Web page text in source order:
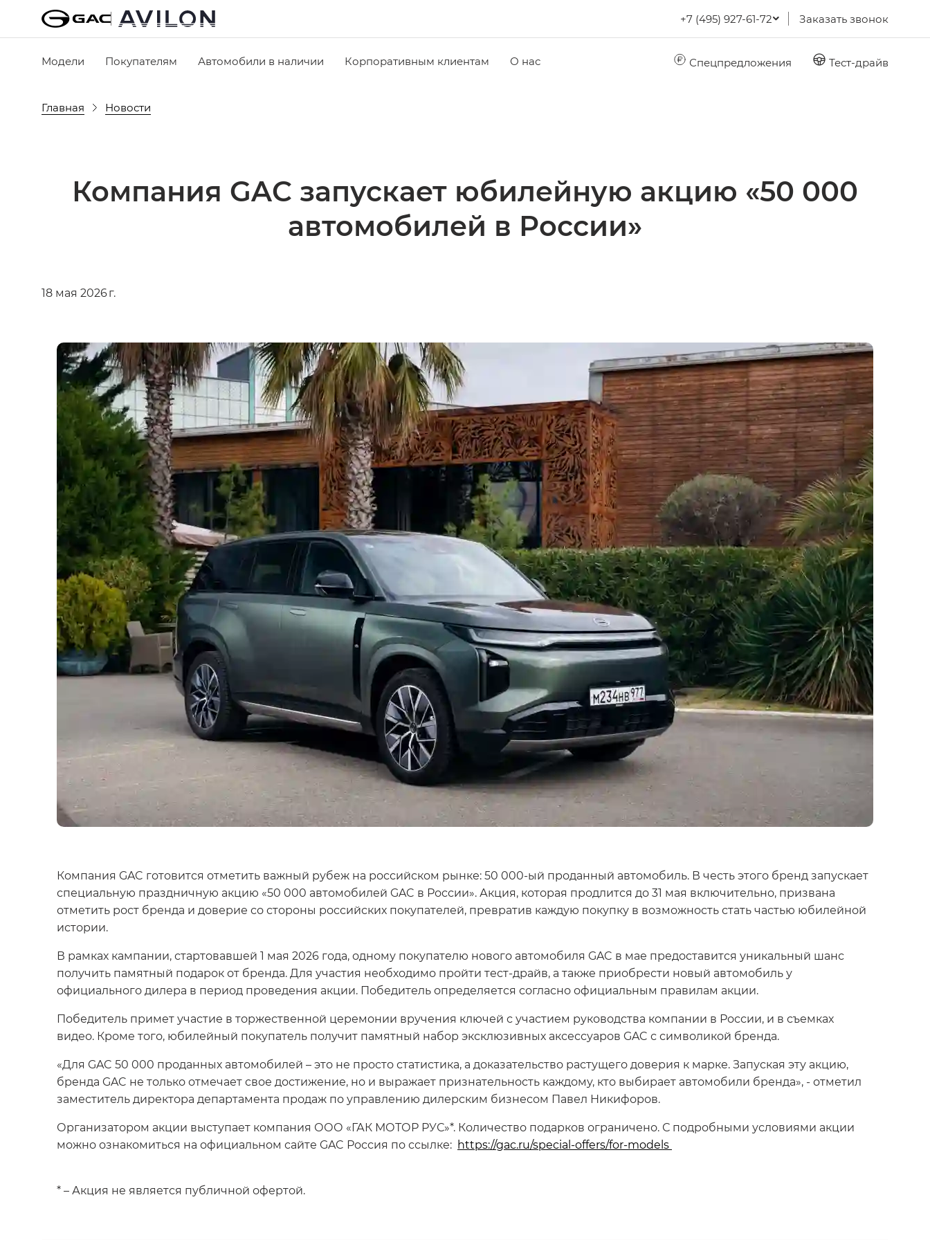
+7 (495) 927-61-72 Заказать звонок
Модели Покупателям Автомобили в наличии Корпоративным клиентам О нас Спецпредложения Тест-драйв
Главная Новости
Компания GAC запускает юбилейную акцию «50 000
автомобилей в России»
18 мая 2026 г.
Компания GAC готовится отметить важный рубеж на российском рынке: 50 000-ый проданный автомобиль. В честь этого бренд запускает
специальную праздничную акцию «50 000 автомобилей GAC в России». Акция, которая продлится до 31 мая включительно, призвана
отметить рост бренда и доверие со стороны российских покупателей, превратив каждую покупку в возможность стать частью юбилейной
истории.
В рамках кампании, стартовавшей 1 мая 2026 года, одному покупателю нового автомобиля GAC в мае предоставится уникальный шанс
получить памятный подарок от бренда. Для участия необходимо пройти тест-драйв, а также приобрести новый автомобиль у
официального дилера в период проведения акции. Победитель определяется согласно официальным правилам акции.
Победитель примет участие в торжественной церемонии вручения ключей с участием руководства компании в России, и в съемках
видео. Кроме того, юбилейный покупатель получит памятный набор эксклюзивных аксессуаров GAC с символикой бренда.
«Для GAC 50 000 проданных автомобилей – это не просто статистика, а доказательство растущего доверия к марке. Запуская эту акцию,
бренда GAC не только отмечает свое достижение, но и выражает признательность каждому, кто выбирает автомобили бренда», - отметил
заместитель директора департамента продаж по управлению дилерским бизнесом Павел Никифоров.
Организатором акции выступает компания ООО «ГАК МОТОР РУС»*. Количество подарков ограничено. С подробными условиями акции
можно ознакомиться на официальном сайте GAC Россия по ссылке: https://gac.ru/special-offers/for-models
* – Акция не является публичной офертой.